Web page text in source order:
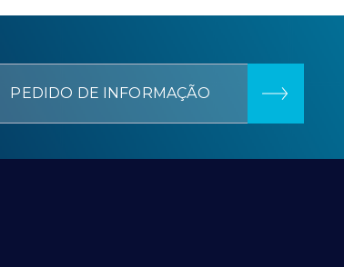
PEDIDO DE INFORMAÇÃO